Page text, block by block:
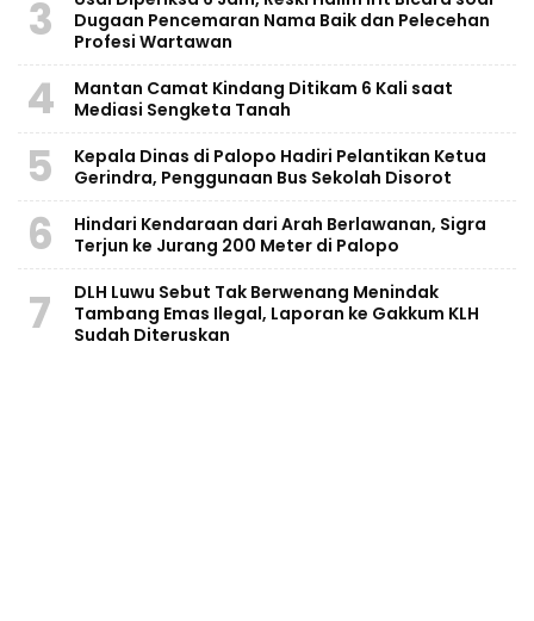
3
Dugaan Pencemaran Nama Baik dan Pelecehan
Profesi Wartawan
4
Mantan Camat Kindang Ditikam 6 Kali saat
Mediasi Sengketa Tanah
5
Kepala Dinas di Palopo Hadiri Pelantikan Ketua
Gerindra, Penggunaan Bus Sekolah Disorot
6
Hindari Kendaraan dari Arah Berlawanan, Sigra
Terjun ke Jurang 200 Meter di Palopo
7
DLH Luwu Sebut Tak Berwenang Menindak
Tambang Emas Ilegal, Laporan ke Gakkum KLH
Sudah Diteruskan